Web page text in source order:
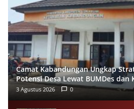
Camat Kabandungan Ungkap
Potensi Desa Lewat BUMDes
3 Agustus 2026 0